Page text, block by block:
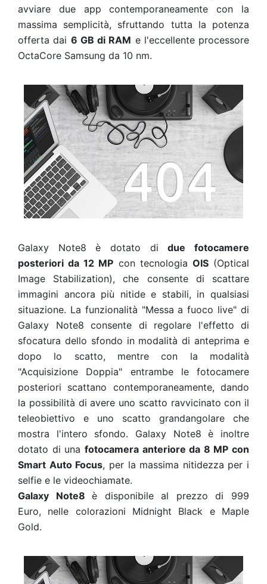
avviare due app contemporaneamente con la
massima semplicità, sfruttando tutta la potenza
offerta dai 6 GB di RAM e l'eccellente processore
OctaCore Samsung da 10 nm.
Galaxy Note8 è dotato didue fotocamere
posteriori da 12 MP con tecnologia OIS(Optical
Image Stabilization), che consente di scattare
immagini ancora più nitide e stabili, in qualsiasi
situazione. La funzionalità "Messa a fuoco live" di
Galaxy Note8 consente di regolare l'effetto di
sfocatura dello sfondo in modalità di anteprima e
dopo lo scatto, mentre con la modalità
"Acquisizione Doppia" entrambe le fotocamere
posteriori scattano contemporaneamente, dando
la possibilità di avere uno scatto ravvicinato con il
teleobiettivo e uno scatto grandangolare che
mostra l'intero sfondo. Galaxy Note8 è inoltre
dotato di una fotocamera anteriore da 8 MP con
Smart Auto Focus, per la massima nitidezza per i
selfie e le videochiamate.
Galaxy Note8è disponibile al prezzo di 999
Euro, nelle colorazioni Midnight Black e Maple
Gold.